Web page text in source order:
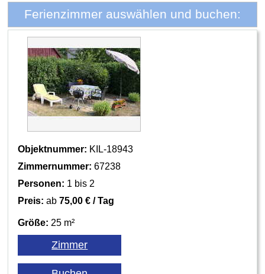
Ferienzimmer auswählen und buchen:
Objektnummer: KIL-18943
Zimmernummer: 67238
Personen: 1 bis 2
Preis: ab75,00 € / Tag
Größe: 25 m²